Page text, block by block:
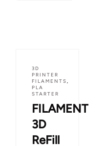
3D
PRINTER
FILAMENTS,
PLA
STARTER
FILAMENT
3D
ReFill